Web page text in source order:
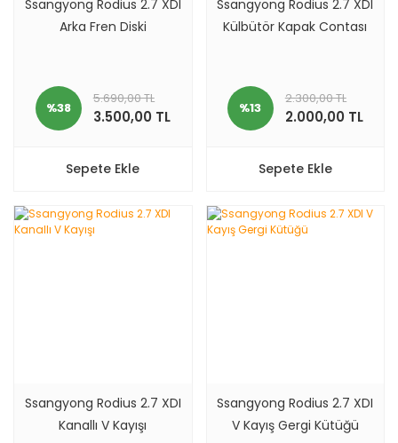
Ssangyong Rodius 2.7 XDI
Arka Fren Diski
%38
5.690,00 TL
3.500,00 TL
Sepete Ekle
Ssangyong Rodius 2.7 XDI
Külbütör Kapak Contası
%13
2.300,00 TL
2.000,00 TL
Sepete Ekle
Ssangyong Rodius 2.7 XDI
Kanallı V Kayışı
Ssangyong Rodius 2.7 XDI
V Kayış Gergi Kütüğü